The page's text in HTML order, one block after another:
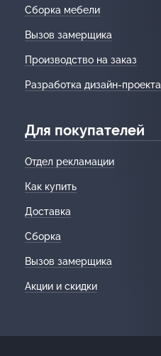
Сборка мебели
Вызов замерщика
Производство на заказ
Разработка дизайн-проекта
Для покупателей
Отдел рекламации
Как купить
Доставка
Сборка
Вызов замерщика
Акции и скидки